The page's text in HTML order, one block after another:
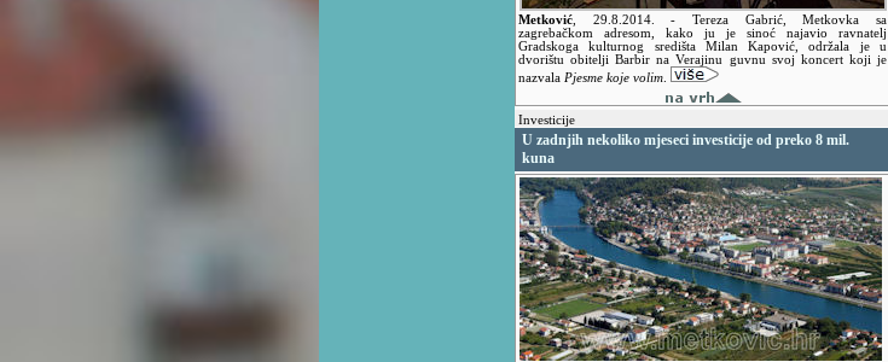
Metković 29.8.2014.- Tereza Gabrić, Metkovka sa
zagrebačkom adresom, kako ju je sinoć najavio ravnatelj
Gradskoga kulturnog središta Milan Kapović, održala je u
dvorištu obitelji Barbir na Verajinu guvnu svoj koncert koji je
nazvala Pjesme koje volim
Investicije
U zadnjih nekoliko mjeseci investicije od preko 8 mil.
kuna